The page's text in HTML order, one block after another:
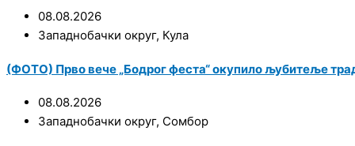
08.08.2026
Западнобачки округ, Кула
(ФОТО) Прво вече „Бодрог феста“ окупило љубитеље
08.08.2026
Западнобачки округ, Сомбор